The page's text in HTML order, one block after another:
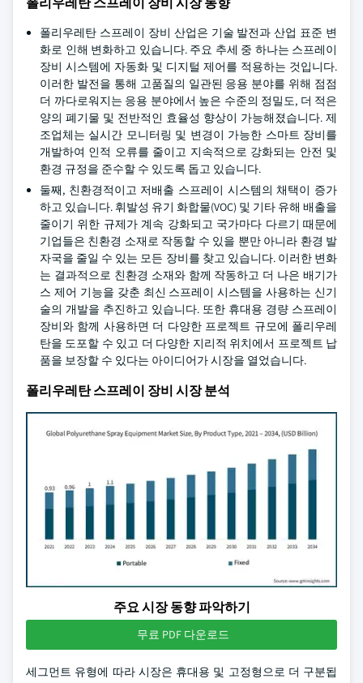
폴리우레탄 스프레이 장비 산업은 기술 발전과 산업 표준 변
화로 인해 변화하고 있습니다. 주요 추세 중 하나는 스프레이
장비 시스템에 자동화 및 디지털 제어를 적용하는 것입니다.
이러한 발전을 통해 고품질의 일관된 응용 분야를 위해 점점
더 까다로워지는 응용 분야에서 높은 수준의 정밀도, 더 적은
양의 폐기물 및 전반적인 효율성 향상이 가능해졌습니다. 제
조업체는 실시간 모니터링 및 변경이 가능한 스마트 장비를
개발하여 인적 오류를 줄이고 지속적으로 강화되는 안전 및
환경 규정을 준수할 수 있도록 돕고 있습니다.
둘째, 친환경적이고 저배출 스프레이 시스템의 채택이 증가
하고 있습니다. 휘발성 유기 화합물(VOC) 및 기타 유해 배출을
줄이기 위한 규제가 계속 강화되고 국가마다 다르기 때문에
기업들은 친환경 소재로 작동할 수 있을 뿐만 아니라 환경 발
자국을 줄일 수 있는 모든 장비를 찾고 있습니다. 이러한 변화
는 결과적으로 친환경 소재와 함께 작동하고 더 나은 배기가
스 제어 기능을 갖춘 최신 스프레이 시스템을 사용하는 신기
술의 개발을 추진하고 있습니다. 또한 휴대용 경량 스프레이
장비와 함께 사용하면 더 다양한 프로젝트 규모에 폴리우레
탄을 도포할 수 있고 더 다양한 지리적 위치에서 프로젝트 납
품을 보장할 수 있다는 아이디어가 시장을 열었습니다.
폴리우레탄 스프레이 장비 시장 분석
주요 시장 동향 파악하기
무료 PDF 다운로드
세그먼트 유형에 따라 시장은 휴대용 및 고정형으로 더 구분됩